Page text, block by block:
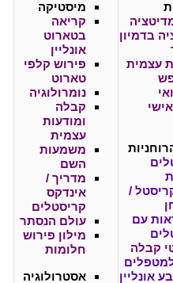
בדמיון
עצמית
/
עם
קבלה
אונליין
מיסטיקה
קריאה
בטארוט
אונליין
פירוש קלפי
טארוט
נומרולוגיה
קבלה
ומודעות
עצמית
משמעות
השם
מדריך /
אינדקס
קריסטלים
עולם הנסתר
מילון פירוש
חלומות
אסטרולוגיה